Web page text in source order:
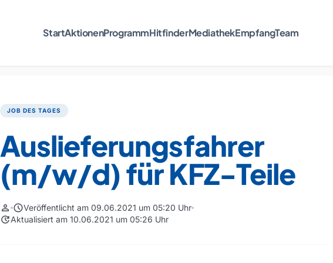
StartAktionenProgrammHitfinderMediathekEmpfangTeam
JOB DES TAGES
Auslieferungsfahrer
(m/w/d) für KFZ-Teile
person scheduleVeröffentlicht am 09.06.2021 um 05:20 Uhr
updateAktualisiert am 10.06.2021 um 05:26 Uhr